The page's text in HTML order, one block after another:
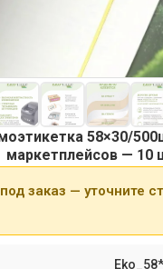
58×30/
маркетплейсов — 10
заказ — уточните